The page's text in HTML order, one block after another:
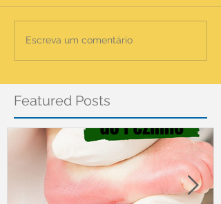
Escreva um comentário
Featured Posts